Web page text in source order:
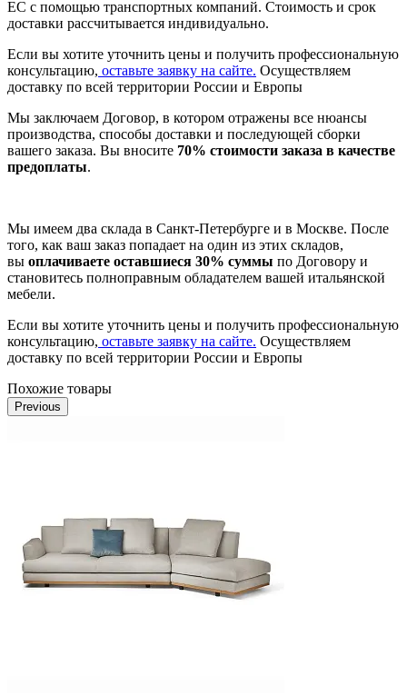
ЕС с помощью транспортных компаний. Стоимость и срок
доставки рассчитывается индивидуально.
Если вы хотите уточнить цены и получить профессиональную
консультацию, оставьте заявку на сайте. Осуществляем
доставку по всей территории России и Европы
Мы заключаем Договор, в котором отражены все нюансы
производства, способы доставки и последующей сборки
вашего заказа. Вы вносите 70% стоимости заказа в качестве
предоплаты.
Мы имеем два склада в Санкт-Петербурге и в Москве. После
того, как ваш заказ попадает на один из этих складов,
вы оплачиваете оставшиеся 30% суммы по Договору и
становитесь полноправным обладателем вашей итальянской
мебели.
Если вы хотите уточнить цены и получить профессиональную
консультацию, оставьте заявку на сайте. Осуществляем
доставку по всей территории России и Европы
Похожие товары
Previous